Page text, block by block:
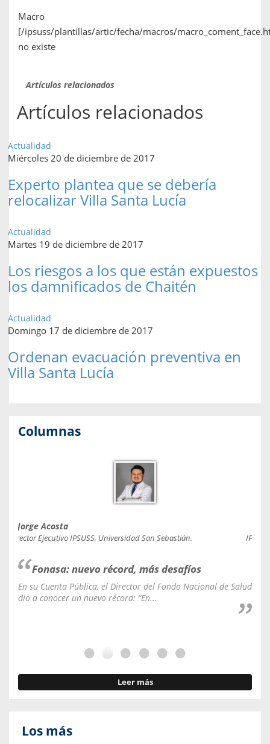
Macro
[/ipsuss/plantillas/artic/fecha/macros/
no existe
Artículos relacionados
Artículos relacionados
Actualidad
Miércoles 20 de diciembre de 2017
Experto plantea que se debería
relocalizar Villa Santa Lucía
Actualidad
Martes 19 de diciembre de 2017
Los riesgos a los que están expuestos
los damnificados de Chaitén
Actualidad
Domingo 17 de diciembre de 2017
Ordenan evacuación preventiva en
Villa Santa Lucía
Columnas
Jorge Acosta
Director Ejecutivo IPSUSS, Universidad San Sebastián.
Fonasa: nuevo récord, más desafíos
En su Cuenta Pública, el Director del Fondo Nacional de Salud
dio a conocer un nuevo récord: “En...
Leer más
Los más